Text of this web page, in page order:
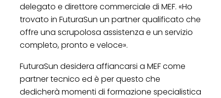
delegato e direttore commerciale di MEF. «Ho
trovato in FuturaSun un partner qualificato che
offre una scrupolosa assistenza e un servizio
completo, pronto e veloce».
FuturaSun desidera affiancarsi a MEF come
partner tecnico ed è per questo che
dedicherà momenti di formazione specialistica